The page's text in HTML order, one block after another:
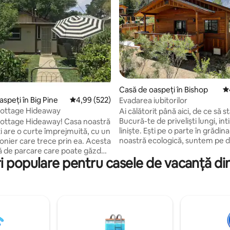
475 recenzii
în Big Pine Scor mediu de 4,99 din 5, 522 recenzii
4,99 (522)
Hideaway
Hideaway! Casa noastră
are o curte împrejmuită, cu un
care trece prin ea. Acesta
de parcare care poate găzdui
Acesta este la mică distanță
jos de zona centrală a
de companie mici (30 livre)
Casă de oaspeți în Bishop
Evadarea iubitorilor
Ai călătorit până aici, de ce să
Bucură-te de priveliști lungi,
liniște. Ești pe o parte în
noastră ecologică, suntem pe
proiectată cu gândul la nevoile
completată cu o bucătărie
că este confortabilă iarna și
vara. Suntem o „companie
populare pentru casele de vacanță